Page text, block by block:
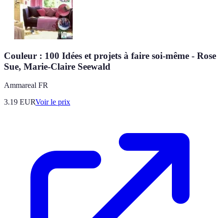
Couleur : 100 Idées et projets à faire soi-même - Rose
Sue, Marie-Claire Seewald
Ammareal FR
3.19 EURVoir le prix